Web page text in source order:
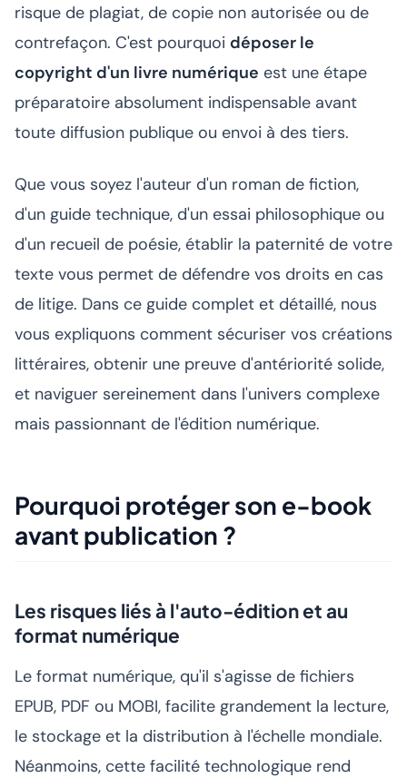
risque de plagiat, de copie non autorisée ou de
contrefaçon. C'est pourquoi déposer le
copyright d'un livre numérique est une étape
préparatoire absolument indispensable avant
toute diffusion publique ou envoi à des tiers.
Que vous soyez l'auteur d'un roman de fiction,
d'un guide technique, d'un essai philosophique ou
d'un recueil de poésie, établir la paternité de votre
texte vous permet de défendre vos droits en cas
de litige. Dans ce guide complet et détaillé, nous
vous expliquons comment sécuriser vos créations
littéraires, obtenir une preuve d'antériorité solide,
et naviguer sereinement dans l'univers complexe
mais passionnant de l'édition numérique.
Pourquoi protéger son e-book
avant publication ?
Les risques liés à l'auto-édition et au
format numérique
Le format numérique, qu'il s'agisse de fichiers
EPUB, PDF ou MOBI, facilite grandement la lecture,
le stockage et la distribution à l'échelle mondiale.
Néanmoins, cette facilité technologique rend